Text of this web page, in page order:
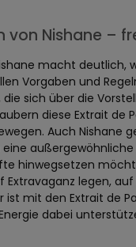
von Nishane –
macht deutlich,
Vorgaben und
sich über die
diese Extrait
Auch
hinwegsetzen
legen,
mit den Extrait de
dabei